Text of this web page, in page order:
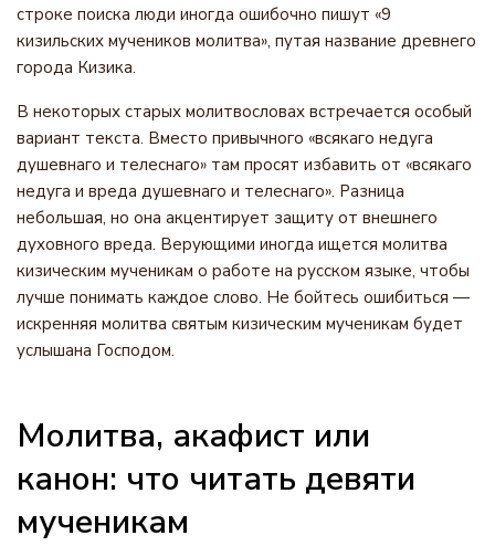
строке поиска люди иногда ошибочно пишут «9
кизильских мучеников молитва», путая название древнего
города Кизика.
В некоторых старых молитвословах встречается особый
вариант текста. Вместо привычного «всякаго недуга
душевнаго и телеснаго» там просят избавить от «всякаго
недуга и вреда душевнаго и телеснаго». Разница
небольшая, но она акцентирует защиту от внешнего
духовного вреда. Верующими иногда ищется молитва
кизическим мученикам о работе на русском языке, чтобы
лучше понимать каждое слово. Не бойтесь ошибиться —
искренняя молитва святым кизическим мученикам будет
услышана Господом.
Молитва, акафист или
канон: что читать девяти
мученикам